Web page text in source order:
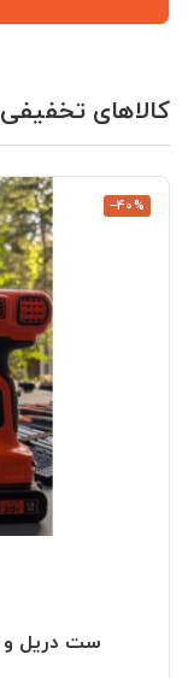
کالاهای تخفیفی
‎−40%